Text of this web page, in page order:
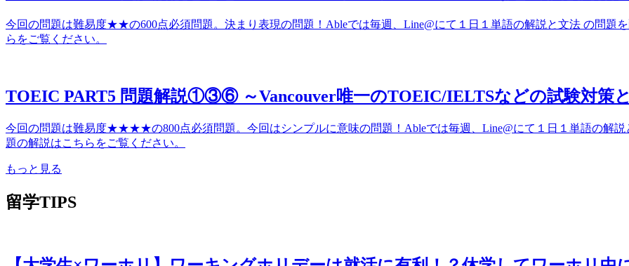
今回の問題は難易度★★の600点必須問題。決まり表現の問題！Ableでは毎週、Line@にて１日１単語の解説と文法 の問題
らをご覧ください。
TOEIC PART5 問題解説①③⑥ ～Vancouver唯一のTOEIC/IELTSなどの試験対策
今回の問題は難易度★★★★の800点必須問題。今回はシンプルに意味の問題！Ableでは毎週、Line@にて１日１単語の解説
題の解説はこちらをご覧ください。
もっと見る
留学TIPS